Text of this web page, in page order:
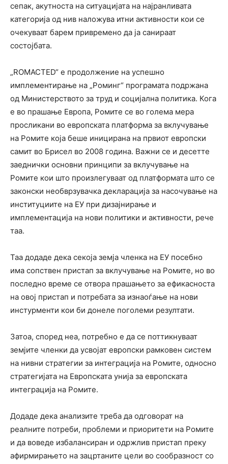
сепак, акутноста на ситуацијата на најранливата
категорија од нив наложува итни активности кои се
очекуваат барем привремено да ја санираат
состојбата.
„ROMACTED“ е продолжение на успешно
имплементирање на „Роминг“ програмата подржана
од Министерството за труд и социјална политика. Кога
е во прашање Европа, Ромите се во голема мера
просликани во европската платформа за вклучување
на Ромите која беше иницирана на првиот европски
самит во Брисел во 2008 година. Важни се и десетте
заеднички основни принципи за вклучување на
Ромите кои што произлегуваат од платформата што се
законски необврзувачка декларација за насочување на
институциите на ЕУ при дизајнирање и
имплементација на нови политики и активности, рече
таа.
Таа додаде дека секоја земја членка на ЕУ посебно
има сопствен пристап за вклучување на Ромите, но во
последно време се отвора прашањето за ефикасноста
на овој пристап и потребата за изнаоѓање на нови
инстурменти кои би донеле поголеми резултати.
Затоа, според неа, потребно е да се поттикнуваат
земјите членки да усвојат европски рамковен систем
на нивни стратегии за интеграција на Ромите, односно
стратегијата на Европската унија за европската
интеграција на Ромите.
Додаде дека анализите треба да одговорат на
реалните потреби, проблеми и приоритети на Ромите
и да воведе избалансиран и одржлив пристап преку
афирмирањето на зацртаните цели во сообразност со